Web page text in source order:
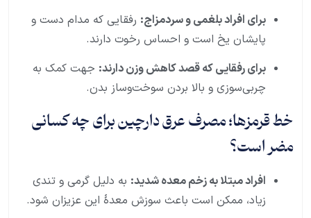
برای افراد بلغمی و سردمزاج: رفقایی که مدام دست و
پایشان یخ است و احساس رخوت دارند.
برای رفقایی که قصد کاهش وزن دارند: جهت کمک به
چربی‌سوزی و بالا بردن سوخت‌وساز بدن.
خط قرمزها؛ مصرف عرق دارچین برای چه کسانی
مضر است؟
افراد مبتلا به زخم معده شدید: به دلیل گرمی و تندی
زیاد، ممکن است باعث سوزش معدهٔ این عزیزان شود.